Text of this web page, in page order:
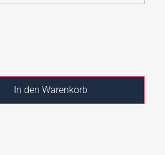
In den Warenkorb